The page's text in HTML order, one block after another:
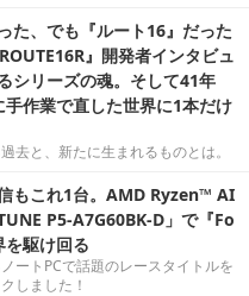
た、でも『ルート16』だった
』開発者インタビュ
シリーズの魂。そして41年
作業で直した世界に1本だけ
去と、新たに生まれるものとは。
もこれ1台。AMD Ryzen™ AI
P5-A7G60BK-D」で『Fo
駆け回る
ートPCで話題のレースタイトルを
しました！